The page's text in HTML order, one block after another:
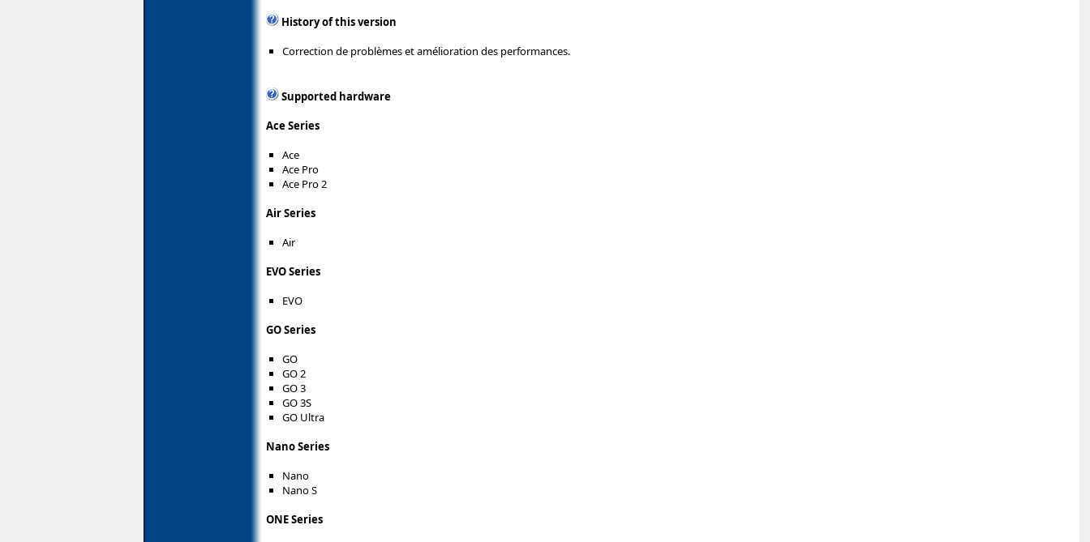
History of this version
Correction de problèmes et amélioration des performances.
Supported hardware
Ace Series
Ace
Ace Pro
Ace Pro 2
Air Series
Air
EVO Series
EVO
GO Series
GO
GO 2
GO 3
GO 3S
GO Ultra
Nano Series
Nano
Nano S
ONE Series